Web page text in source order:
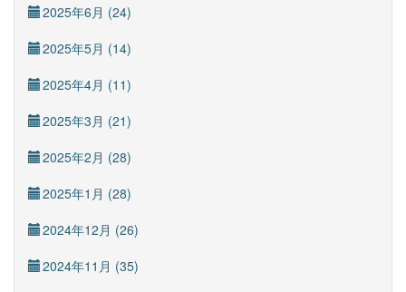
2025年6月 (24)
2025年5月 (14)
2025年4月 (11)
2025年3月 (21)
2025年2月 (28)
2025年1月 (28)
2024年12月 (26)
2024年11月 (35)